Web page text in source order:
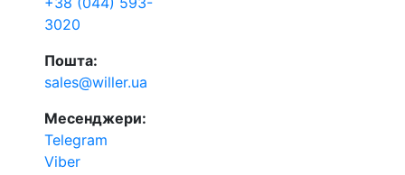
3020
Пошта:
sales@willer.ua
Месенджери:
Telegram
Viber